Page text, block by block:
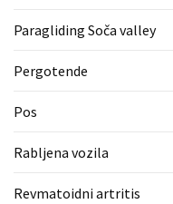
Paragliding Soča valley
Pergotende
Pos
Rabljena vozila
Revmatoidni artritis